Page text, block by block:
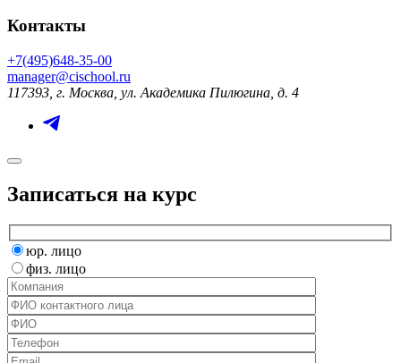
Контакты
+7(495)648-35-00
manager@cischool.ru
117393, г. Москва, ул. Академика Пилюгина, д. 4
Записаться на курс
юр. лицо
физ. лицо